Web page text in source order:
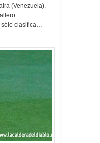
(Venezuela),
sólo clasifica…